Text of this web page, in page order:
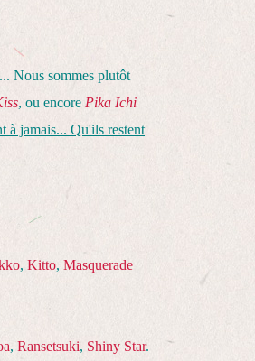
Nous sommes plutôt
, ou encore Pika Ichi
à jamais... Qu'ils restent
, Kitto, Masquerade
, Ransetsuki, Shiny Star.